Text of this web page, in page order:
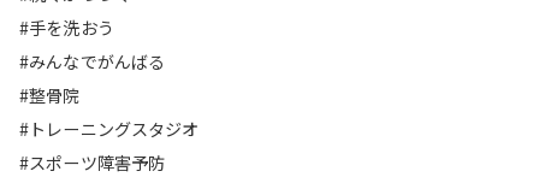
#手を洗おう
#みんなでがんばる
#整骨院
#トレーニングスタジオ
#スポーツ障害予防